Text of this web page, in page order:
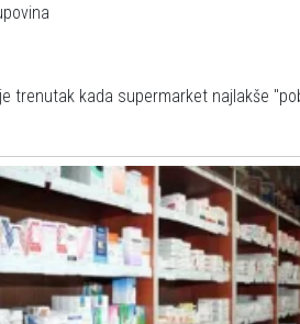
trenutak kada supermarket najlakše